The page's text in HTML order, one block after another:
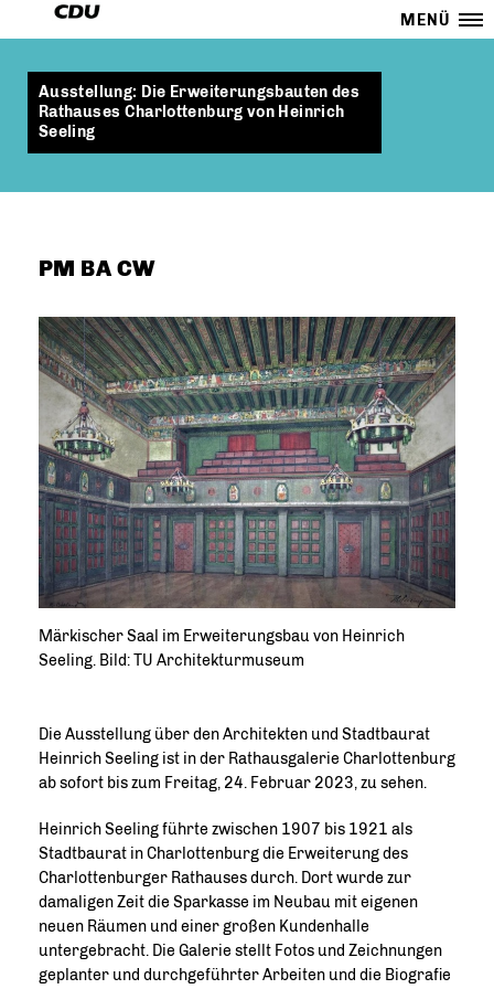
MENÜ
Ausstellung: Die Erweiterungsbauten des
Rathauses Charlottenburg von Heinrich
Seeling
PM BA CW
Märkischer Saal im Erweiterungsbau von Heinrich
Seeling. Bild: TU Architekturmuseum
Die Ausstellung über den Architekten und Stadtbaurat
Heinrich Seeling ist in der Rathausgalerie Charlottenburg
ab sofort bis zum Freitag, 24. Februar 2023, zu sehen.
Heinrich Seeling führte zwischen 1907 bis 1921 als
Stadtbaurat in Charlottenburg die Erweiterung des
Charlottenburger Rathauses durch. Dort wurde zur
damaligen Zeit die Sparkasse im Neubau mit eigenen
neuen Räumen und einer großen Kundenhalle
untergebracht. Die Galerie stellt Fotos und Zeichnungen
geplanter und durchgeführter Arbeiten und die Biografie